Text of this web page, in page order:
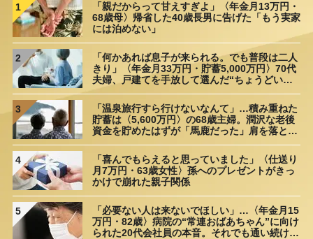
1
「親だからって甘えすぎよ」〈年金月13万円・
68歳母〉帰省した40歳長男に告げた「もう実家
には泊めない」
2
「何かあれば息子が来られる。でも普段は二人
きり」〈年金月33万円・貯蓄5,000万円〉70代
夫婦、戸建てを手放して選んだ“ちょうどいい
3
「温泉旅行すら行けないなんて」…積み重ねた
貯蓄は〈5,600万円〉の68歳主婦。潤沢な老後
資金を貯めたはずが「馬鹿だった」肩を落とす
4
「喜んでもらえると思っていました」〈仕送り
月7万円・63歳女性〉孫へのプレゼントがきっ
かけで崩れた親子関係
5
「必要ない人は来ないでほしい」…〈年金月15
万円・82歳〉病院の“常連おばあちゃん”に向け
られた20代会社員の本音。それでも通い続ける